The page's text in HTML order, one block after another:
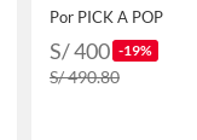
Por PICK A POP
S/ 400 -19%
S/ 490.80